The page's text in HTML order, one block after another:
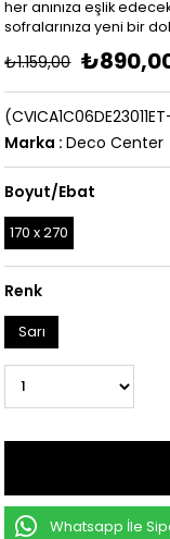
her anınıza eşlik
sofralarınıza yeni bir
₺1.159,00
Marka : Deco Center
Boyut/Ebat
170 x 270
Renk
Sarı
Whatsapp İle